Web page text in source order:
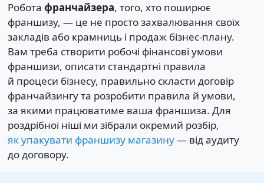
Робота франчайзера, того, хто поширює
франшизу, — це не просто захвалювання своїх
закладів або крамниць і продаж бізнес-плану.
Вам треба створити робочі фінансові умови
франшизи, описати стандартні правила
й процеси бізнесу, правильно скласти договір
франчайзингу та розробити правила й умови,
за якими працюватиме ваша франшиза. Для
роздрібної ніші ми зібрали окремий розбір,
як упакувати франшизу магазину— від аудиту
до договору.